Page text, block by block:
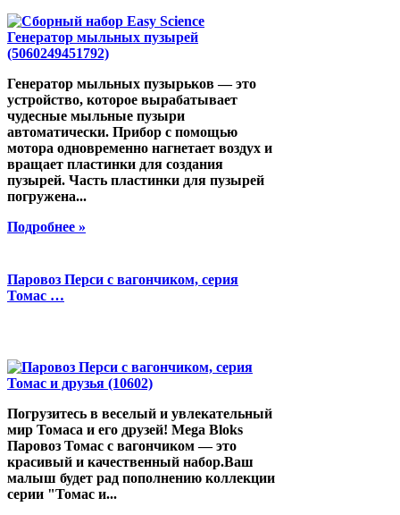
Генератор мыльных пузырьков — это
устройство, которое вырабатывает
чудесные мыльные пузыри
автоматически. Прибор с помощью
мотора одновременно нагнетает воздух и
вращает пластинки для создания
пузырей. Часть пластинки для пузырей
погружена...
Подробнее »
Паровоз Перси с вагончиком, серия
Томас …
Погрузитесь в веселый и увлекательный
мир Томаса и его друзей! Mega Bloks
Паровоз Томас с вагончиком — это
красивый и качественный набор.Ваш
малыш будет рад пополнению коллекции
серии "Томас и...